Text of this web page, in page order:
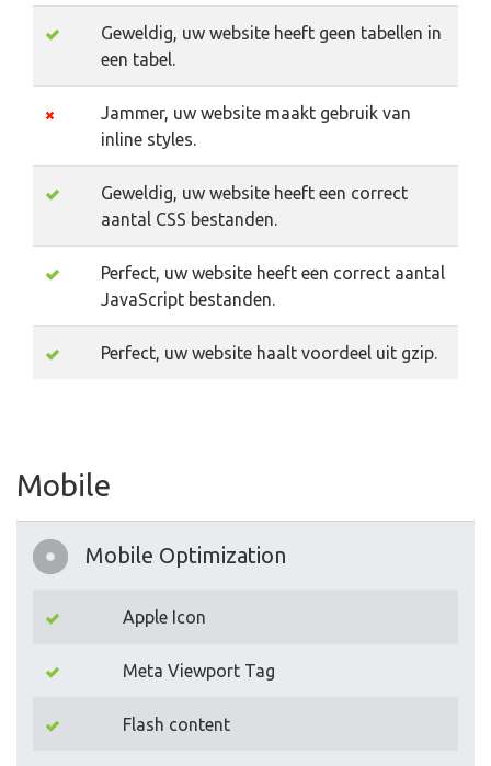
Geweldig, uw website heeft geen tabellen in
een tabel.
Jammer, uw website maakt gebruik van
inline styles.
Geweldig, uw website heeft een correct
aantal CSS bestanden.
Perfect, uw website heeft een correct aantal
JavaScript bestanden.
Perfect, uw website haalt voordeel uit gzip.
Mobile
Mobile Optimization
Apple Icon
Meta Viewport Tag
Flash content